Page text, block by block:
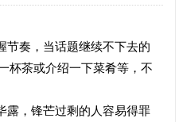
节奏，当话题继续不下去的
杯茶或介绍一下菜肴等，不
露，锋芒过剩的人容易得罪